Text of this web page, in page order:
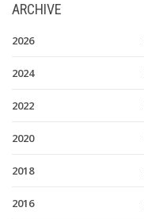
ARCHIVE
2026
2024
2022
2020
2018
2016